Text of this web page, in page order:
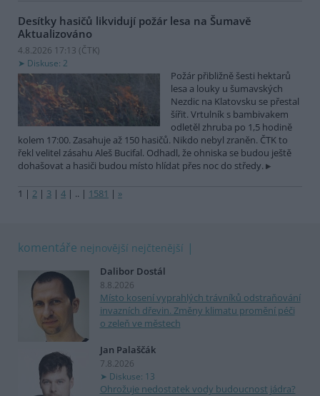
Desítky hasičů likvidují požár lesa na Šumavě
Aktualizováno
4.8.2026 17:13 (ČTK)
Diskuse: 2
Požár přibližně šesti hektarů
lesa a louky u šumavských
Nezdic na Klatovsku se přestal
šířit. Vrtulník s bambivakem
odletěl zhruba po 1,5 hodině
kolem 17:00. Zasahuje až 150 hasičů. Nikdo nebyl zraněn. ČTK to
řekl velitel zásahu Aleš Bucifal. Odhadl, že ohniska se budou ještě
dohašovat a hasiči budou místo hlídat přes noc do středy.
1 | 2 | 3 | 4 | .. | 1581 | »
komentáře nejnovější nejčtenější
Dalibor Dostál
8.8.2026
Místo kosení vyprahlých trávníků odstraňování
invazních dřevin. Změny klimatu promění péči
o zeleň ve městech
Jan Palaščák
7.8.2026
Diskuse: 13
Ohrožuje nedostatek vody budoucnost jádra?